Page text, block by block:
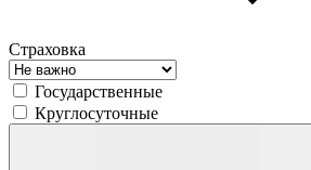
Страховка
Государственные
Круглосуточные